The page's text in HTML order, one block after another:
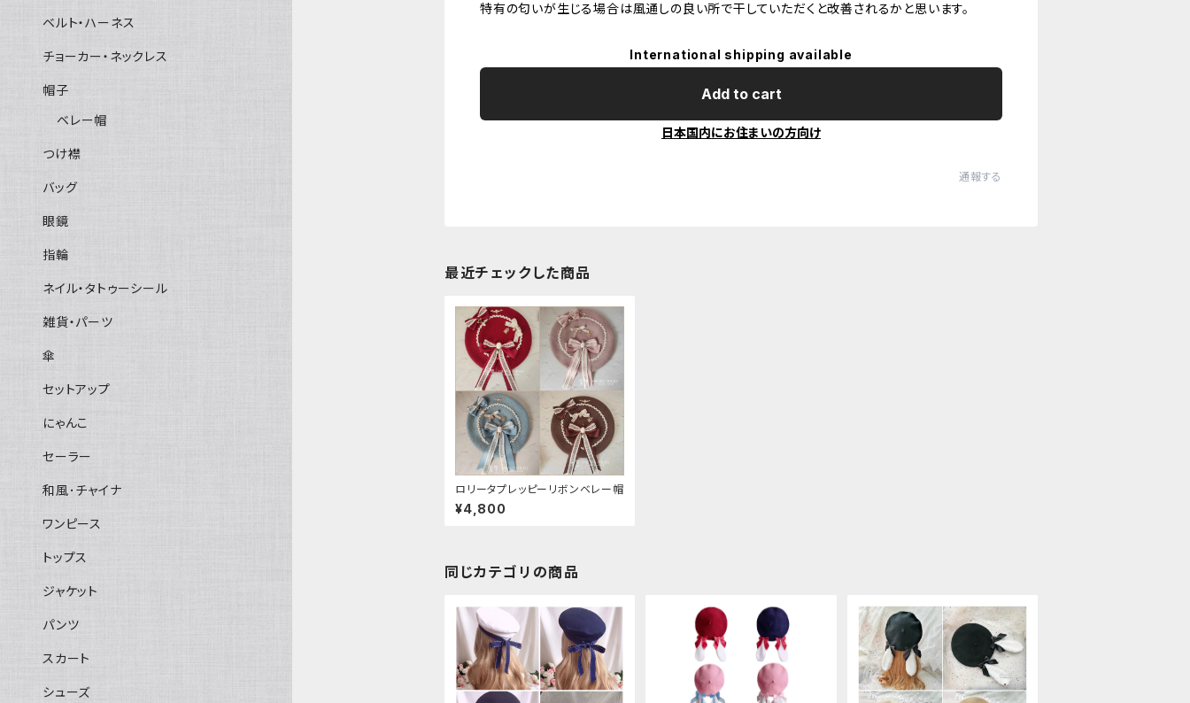
特有の匂いが生じる場合は風通しの良い所で干していただくと改善されるかと思います。
International shipping available
Add to cart
日本国内にお住まいの方向け
通報する
最近チェックした商品
ロリータプレッピーリボンベレー帽
¥4,800
同じカテゴリの商品
ベルト・ハーネス
チョーカー・ネックレス
帽子
ベレー帽
つけ襟
バッグ
眼鏡
指輪
ネイル・タトゥーシール
雑貨・パーツ
傘
セットアップ
にゃんこ
セーラー
和風･チャイナ
ワンピース
トップス
ジャケット
パンツ
スカート
シューズ